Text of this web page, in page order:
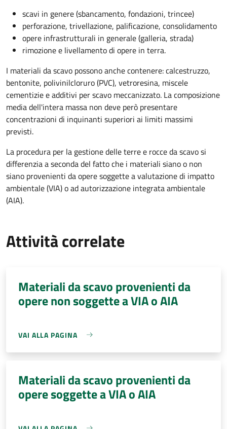
scavi in genere (sbancamento, fondazioni, trincee)
perforazione, trivellazione, palificazione, consolidamento
opere infrastrutturali in generale (galleria, strada)
rimozione e livellamento di opere in terra.
I materiali da scavo possono anche contenere: calcestruzzo,
bentonite, polivinilcloruro (PVC), vetroresina, miscele
cementizie e additivi per scavo meccanizzato. La composizione
media dell'intera massa non deve però presentare
concentrazioni di inquinanti superiori ai limiti massimi
previsti.
La procedura per la gestione delle terre e rocce da scavo si
differenzia a seconda del fatto che i materiali siano o non
siano provenienti da opere soggette a valutazione di impatto
ambientale (VIA) o ad autorizzazione integrata ambientale
(AIA).
Attività correlate
Materiali da scavo provenienti da
opere non soggette a VIA o AIA
VAI ALLA PAGINA
Materiali da scavo provenienti da
opere soggette a VIA o AIA